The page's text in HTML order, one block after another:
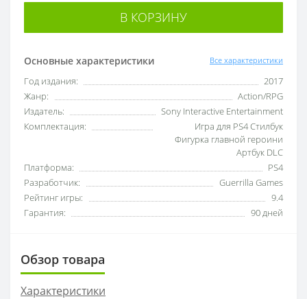
Основные характеристики Все характеристики
Год издания:
2017
Жанр:
Action/RPG
Издатель:
Sony Interactive Entertainment
Комплектация:
Игра для PS4 Стилбук
Фигурка главной героини
Артбук DLC
Платформа:
PS4
Разработчик:
Guerrilla Games
Рейтинг игры:
9.4
Гарантия:
90 дней
В КОРЗИНУ
Обзор товара
Характеристики